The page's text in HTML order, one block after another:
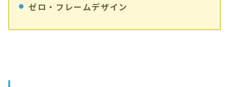
ゼロ・フレームデザイン